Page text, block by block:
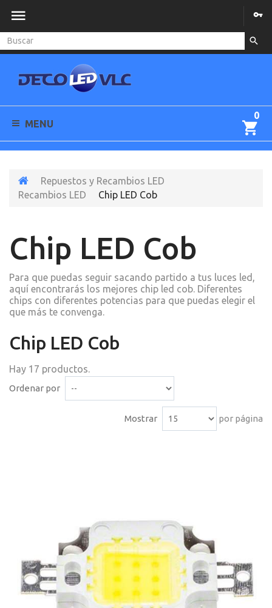
0
MENU
Repuestos y Recambios LED
Recambios LED
Chip LED Cob
Chip LED Cob
Para que puedas seguir sacando partido a tus luces led,
aquí encontrarás los mejores chip led cob. Diferentes
chips con diferentes potencias para que puedas elegir el
que más te convenga.
Chip LED Cob
Hay 17 productos.
Ordenar por
Mostrar por página